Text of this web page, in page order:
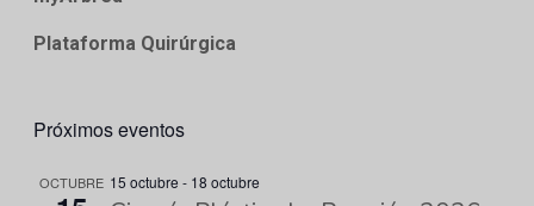
Plataforma Quirúrgica
Próximos eventos
OCTUBRE 15 octubre - 18 octubre